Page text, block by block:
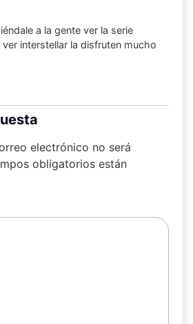
a la gente ver la serie
interstellar la disfruten mucho
electrónico no será
obligatorios están